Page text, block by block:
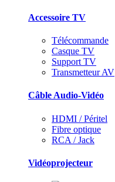
Accessoire TV
Télécommande
Casque TV
Support TV
Transmetteur AV
Câble Audio-Vidéo
HDMI / Péritel
Fibre optique
RCA / Jack
Vidéoprojecteur